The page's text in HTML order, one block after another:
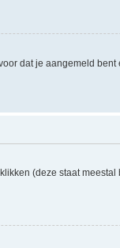
dat je aangemeld
(deze staat